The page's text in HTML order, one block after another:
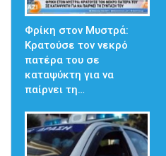
Φρίκη στον Μυστρά:
Κρατούσε τον νεκρό
πατέρα του σε
καταψύκτη για να
παίρνει τη…